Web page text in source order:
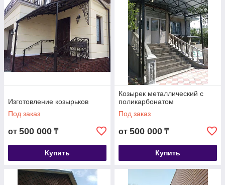
Изготовление козырьков
Под заказ
от 500 000 ₸
Купить
Козырек металлический с
поликарбонатом
Под заказ
от 500 000 ₸
Купить